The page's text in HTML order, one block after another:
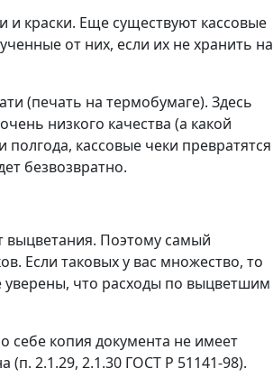
и краски. Еще существуют кассовые
от них, если их не хранить на
(печать на термобумаге). Здесь
низкого качества (а какой
кассовые чеки превратятся
безвозвратно.
выцветания. Поэтому самый
Если таковых у вас множество, то
уверены, что расходы по выцветшим
себе копия документа не имеет
2.1.29, 2.1.30 ГОСТ Р 51141-98).